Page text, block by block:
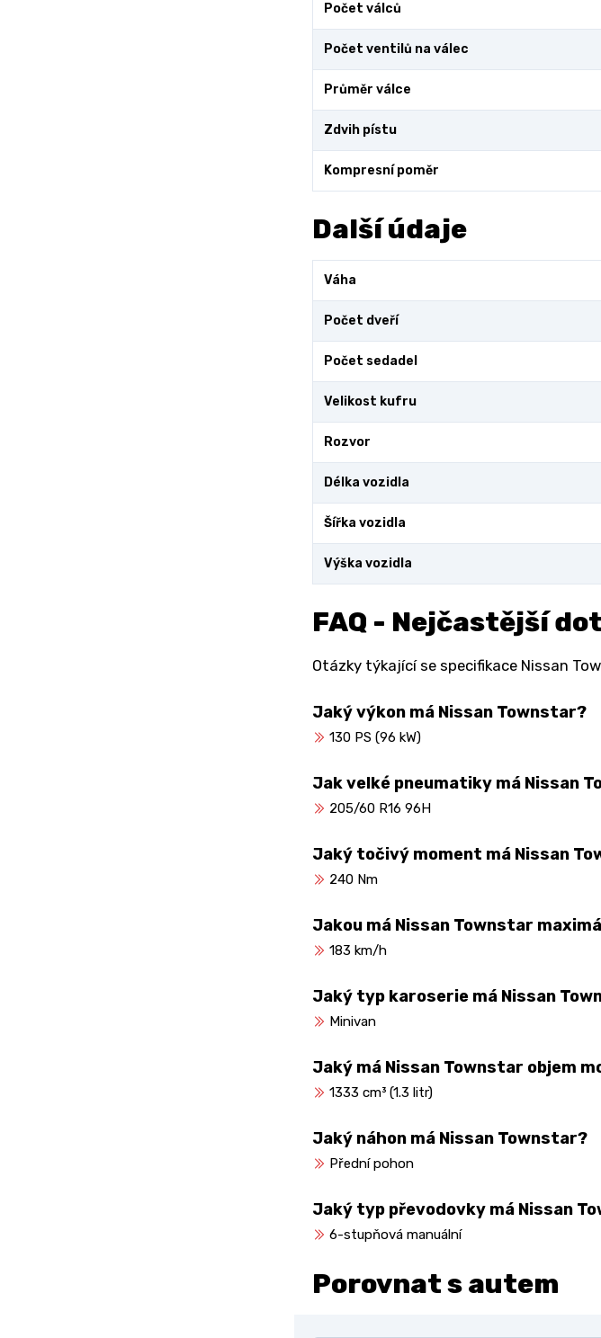
Počet válců
Počet ventilů na válec
Průměr válce
Zdvih pístu
Kompresní poměr
Další údaje
Váha
Počet dveří
Počet sedadel
Velikost kufru
Rozvor
Délka vozidla
Šířka vozidla
Výška vozidla
FAQ - Nejčastější
Otázky týkající se specifikace Nissan
Jaký výkon má Nissan Townstar?
130 PS (96 kW)
Jak velké pneumatiky má Nissan
205/60 R16 96H
Jaký točivý moment má Nissan
240 Nm
Jakou má Nissan Townstar
183 km/h
Jaký typ karoserie má Nissan
Minivan
Jaký má Nissan Townstar objem
1333 cm³ (1.3 litr)
Jaký náhon má Nissan Townstar?
Přední pohon
Jaký typ převodovky má Nissan
6-stupňová manuální
Porovnat s autem